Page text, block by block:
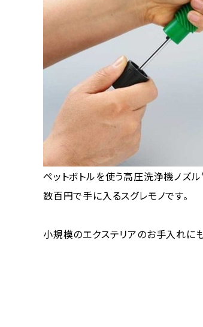
ペットボトルを使う高圧洗浄機ノズ
数百円で手に入るスグレモノです。
小規模のエクステリアのお手入れにも